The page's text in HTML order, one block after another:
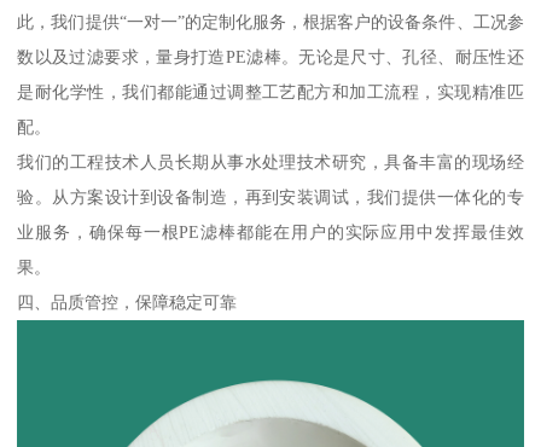
此，我们提供“一对一”的定制化服务，根据客户的设备条件、工况参
数以及过滤要求，量身打造PE滤棒。无论是尺寸、孔径、耐压性还
是耐化学性，我们都能通过调整工艺配方和加工流程，实现精准匹
配。
我们的工程技术人员长期从事水处理技术研究，具备丰富的现场经
验。从方案设计到设备制造，再到安装调试，我们提供一体化的专
业服务，确保每一根PE滤棒都能在用户的实际应用中发挥最佳效
果。
四、品质管控，保障稳定可靠